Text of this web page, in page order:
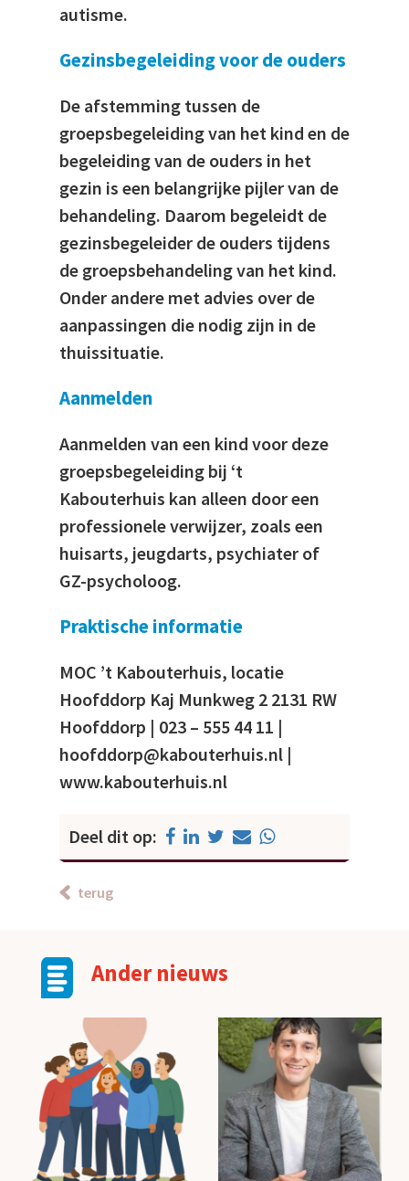
autisme.
Gezinsbegeleiding voor de ouders
De afstemming tussen de
groepsbegeleiding van het kind en de
begeleiding van de ouders in het
gezin is een belangrijke pijler van de
behandeling. Daarom begeleidt de
gezinsbegeleider de ouders tijdens
de groepsbehandeling van het kind.
Onder andere met advies over de
aanpassingen die nodig zijn in de
thuissituatie.
Aanmelden
Aanmelden van een kind voor deze
groepsbegeleiding bij ‘t
Kabouterhuis kan alleen door een
professionele verwijzer, zoals een
huisarts, jeugdarts, psychiater of
GZ-psycholoog.
Praktische informatie
MOC ’t Kabouterhuis, locatie
Hoofddorp Kaj Munkweg 2 2131 RW
Hoofddorp | 023 – 555 44 11 |
hoofddorp@kabouterhuis.nl |
www.kabouterhuis.nl
Deel dit op:
terug
Ander nieuws